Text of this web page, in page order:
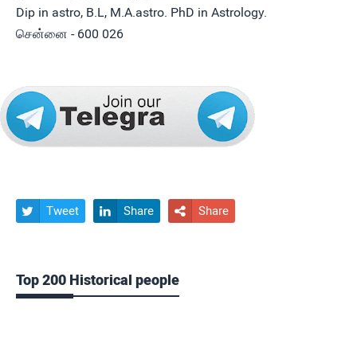
Dip in astro, B.L, M.A.astro. PhD in Astrology.
சென்னை - 600 026
 Tweet  Share  Share
Top 200 Historical people